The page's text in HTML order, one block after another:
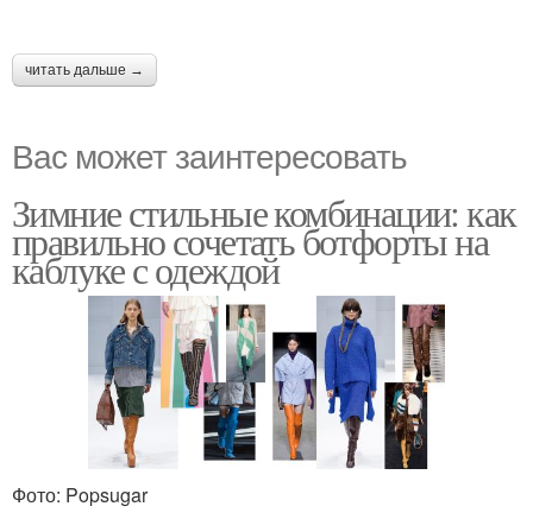
читать дальше →
Вас может заинтересовать
Зимние стильные комбинации: как
правильно сочетать ботфорты на
каблуке с одеждой
Фото: Popsugar